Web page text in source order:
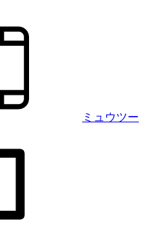
ミュウツー